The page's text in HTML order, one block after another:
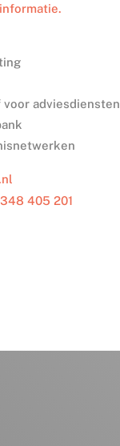
adviesdiensten
405 201